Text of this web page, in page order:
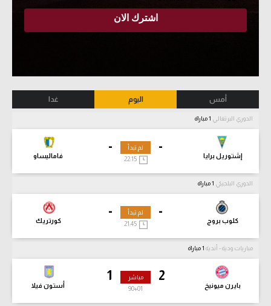
أمس اليوم غدا
الدوري البرتغالي
-
إشتوريل برايا
-
فاماليساو
لم تبدأ
22:15
الدوري البلجيكي
-
كلوب بروج
-
كورتريك
لم تبدأ
21:45
مباريات ودية - أندية
2
بايرن ميونيخ
1
أستون فيلا
مباشر
90+01